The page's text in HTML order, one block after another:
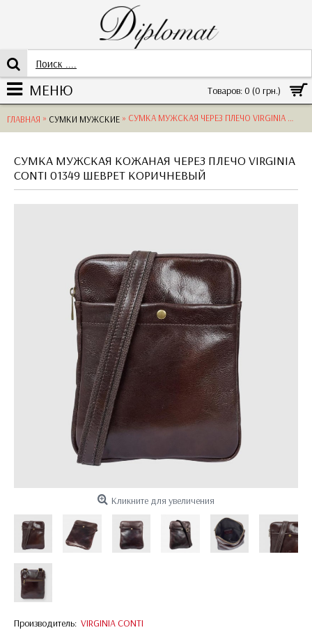
Товаров: 0 (0 грн.)
МЕНЮ
ГЛАВНАЯ » СУМКИ МУЖСКИЕ » СУМКА МУЖСКАЯ ЧЕРЕЗ ПЛЕЧО VIRGINIA CONTI 01349 ШЕВРЕТ КОРИЧНЕВЫЙ
СУМКА МУЖСКАЯ КОЖАНАЯ ЧЕРЕЗ ПЛЕЧО VIRGINIA
CONTI 01349 ШЕВРЕТ КОРИЧНЕВЫЙ
Кликните для увеличения
Производитель: VIRGINIA CONTI